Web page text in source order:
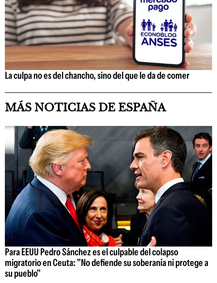
La culpa no es del chancho, sino del que le da de comer
MÁS NOTICIAS DE ESPAÑA
Para EEUU Pedro Sánchez es el culpable del colapso
migratorio en Ceuta: "No defiende su soberanía ni protege a
su pueblo"